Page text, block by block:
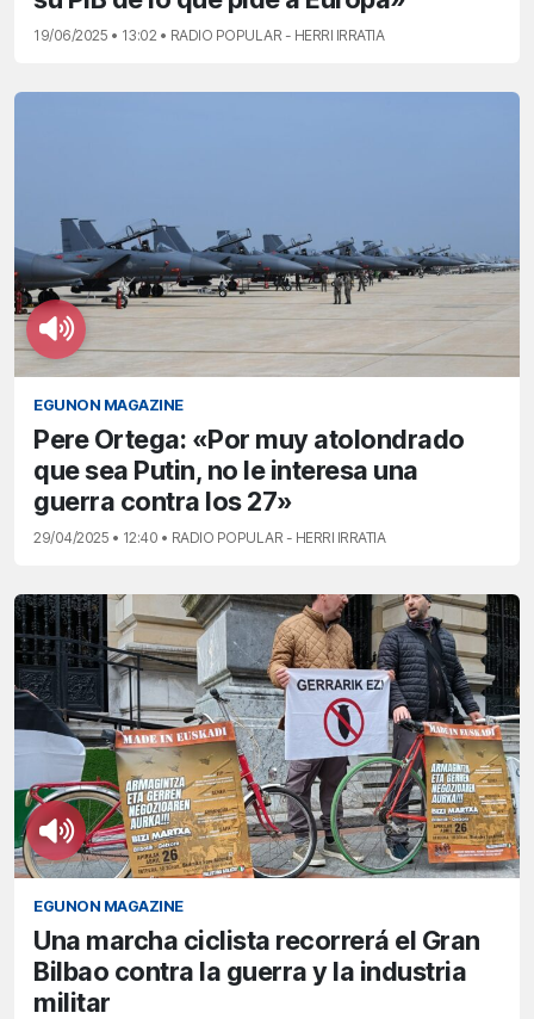
19/06/2025 • 13:02 • RADIO POPULAR - HERRI IRRATIA
EGUNON MAGAZINE
Pere Ortega: «Por muy atolondrado
que sea Putin, no le interesa una
guerra contra los 27»
29/04/2025 • 12:40 • RADIO POPULAR - HERRI IRRATIA
EGUNON MAGAZINE
Una marcha ciclista recorrerá el Gran
Bilbao contra la guerra y la industria
militar